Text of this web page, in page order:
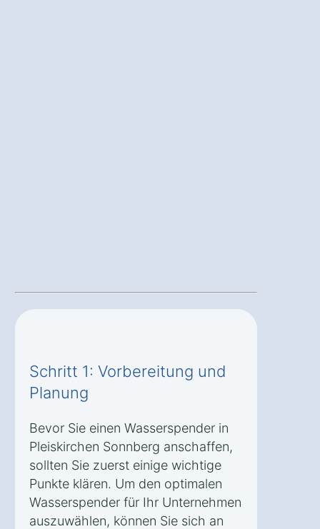
Schritt 1: Vorbereitung und
Planung
Bevor Sie einen Wasserspender in
Pleiskirchen Sonnberg anschaffen,
sollten Sie zuerst einige wichtige
Punkte klären. Um den optimalen
Wasserspender für Ihr Unternehmen
auszuwählen, können Sie sich an